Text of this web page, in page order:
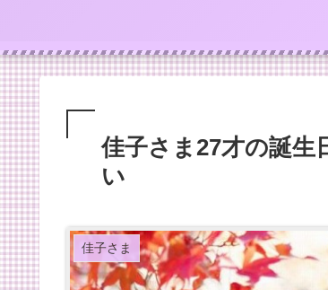
佳子さま27才の誕生
い
佳子さま